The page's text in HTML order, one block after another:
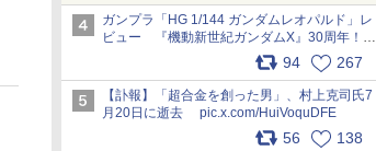
ガンプラ「HG 1/144 ガンダムレオパルド」レ
ビュー 『機動新世紀ガンダムX』30周年！イ
ンナーアームガトリングの変形機構まで再現し
最新フォーマットでキット化！
pic.x.com/nszPIDTpbg
94 267
【訃報】「超合金を創った男」、村上克司氏7
月20日に逝去 pic.x.com/HuiVoquDFE
56 138